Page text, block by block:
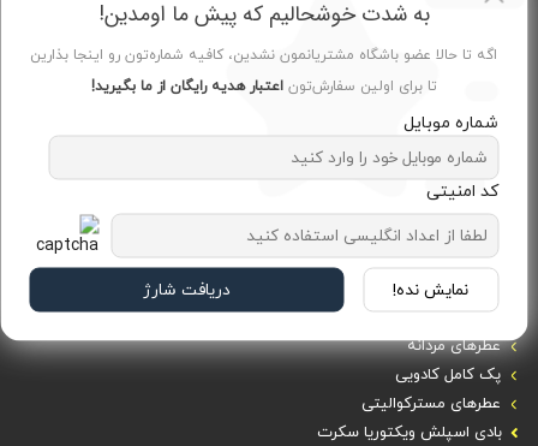
تماس با ما
پرسش‌های متداول
شیوه‌های پرداخت
رویه ارسال سفارش‌
دسته‌های پربازدید
عطرهای زنانه
عطرهای مردانه
پک کامل کادویی
عطرهای مسترکوالیتی
بادی اسپلش ویکتوریا سکرت
به شدت خوشحالیم که پیش ما اومدین!
اگه تا حالا عضو باشگاه مشتریانمون نشدین، کافیه شماره‌تون رو اینجا بذارین
تا برای اولین سفارش‌تون اعتبار هدیه رایگان از ما بگیرید!
شماره موبایل
کد امنیتی
نمایش نده! دریافت شارژ